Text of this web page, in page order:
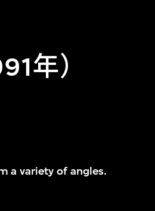
年）
a variety of angles.